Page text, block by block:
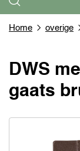
Home overige
DWS
gaats